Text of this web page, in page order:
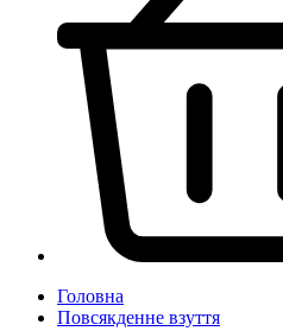
Головна
Повсякденне взуття